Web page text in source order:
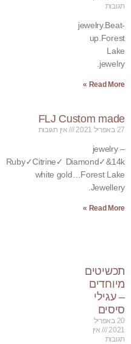
תגובות
jewelry.Beat-
up.Forest
Lake
jewelry.
Read More »
FLJ Custom made
27 באפריל 2021 אין תגובות
jewelry –
Ruby✓Citrine✓ Diamond✓&14k
white gold…Forest Lake
Jewellery.
Read More »
תכשיטים
מיוחדים
– עגילי
סיסים
20 באפריל
2021
אין
תגובות